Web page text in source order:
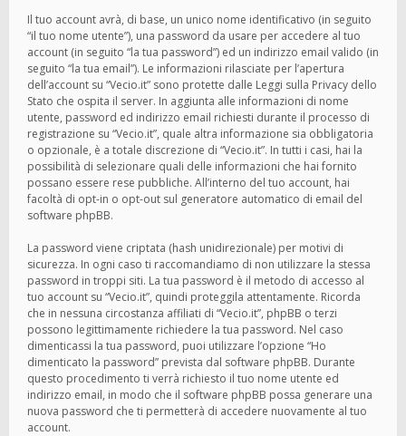
Il tuo account avrà, di base, un unico nome identificativo (in seguito
“il tuo nome utente”), una password da usare per accedere al tuo
account (in seguito “la tua password”) ed un indirizzo email valido (in
seguito “la tua email”). Le informazioni rilasciate per l’apertura
dell’account su “Vecio.it” sono protette dalle Leggi sulla Privacy dello
Stato che ospita il server. In aggiunta alle informazioni di nome
utente, password ed indirizzo email richiesti durante il processo di
registrazione su “Vecio.it”, quale altra informazione sia obbligatoria
o opzionale, è a totale discrezione di “Vecio.it”. In tutti i casi, hai la
possibilità di selezionare quali delle informazioni che hai fornito
possano essere rese pubbliche. All’interno del tuo account, hai
facoltà di opt-in o opt-out sul generatore automatico di email del
software phpBB.
La password viene criptata (hash unidirezionale) per motivi di
sicurezza. In ogni caso ti raccomandiamo di non utilizzare la stessa
password in troppi siti. La tua password è il metodo di accesso al
tuo account su “Vecio.it”, quindi proteggila attentamente. Ricorda
che in nessuna circostanza affiliati di “Vecio.it”, phpBB o terzi
possono legittimamente richiedere la tua password. Nel caso
dimenticassi la tua password, puoi utilizzare l’opzione “Ho
dimenticato la password” prevista dal software phpBB. Durante
questo procedimento ti verrà richiesto il tuo nome utente ed
indirizzo email, in modo che il software phpBB possa generare una
nuova password che ti permetterà di accedere nuovamente al tuo
account.